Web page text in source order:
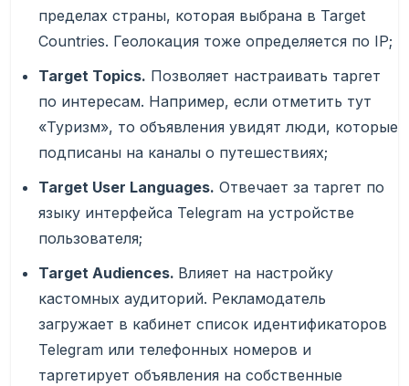
пределах страны, которая выбрана в Target
Countries. Геолокация тоже определяется по IP;
Target Topics. Позволяет настраивать таргет
по интересам. Например, если отметить тут
«Туризм», то объявления увидят люди, которые
подписаны на каналы о путешествиях;
Target User Languages. Отвечает за таргет по
языку интерфейса Telegram на устройстве
пользователя;
Target Audiences. Влияет на настройку
кастомных аудиторий. Рекламодатель
загружает в кабинет список идентификаторов
Telegram или телефонных номеров и
таргетирует объявления на собственные